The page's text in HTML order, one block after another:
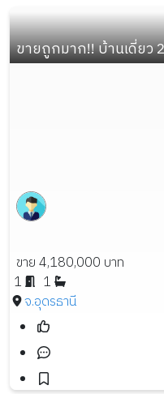
ขายถูกมาก!! บ้านเดี่ยว
ขาย 4,180,000 บาท
1
1
จ.อุดรธานี